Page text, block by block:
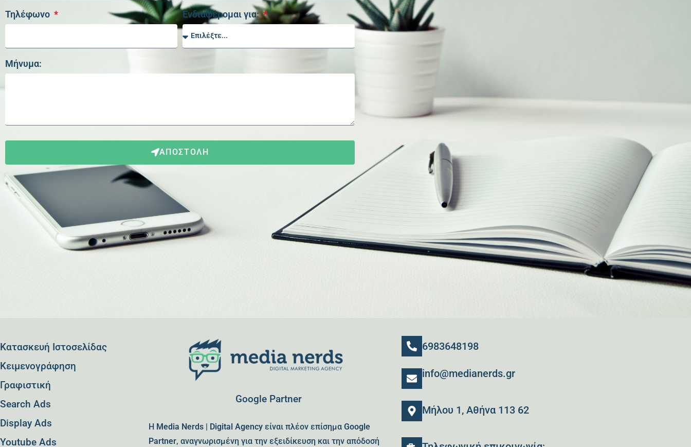
Τηλέφωνο Ενδιαφέρομαι για:
Μήνυμα:
ΑΠΟΣΤΟΛΗ
Κατασκευή Ιστοσελίδας
Kειμενογράφηση
Γραφιστική
Search Ads
Display Ads
Youtube Ads
Google Partner
Η Media Nerds | Digital Agencyείναι πλέον επίσημα Google
Partner, αναγνωρισμένη για την εξειδίκευση και την απόδοσή
6983648198
info@medianerds.gr
Μήλου 1, Αθήνα 113 62